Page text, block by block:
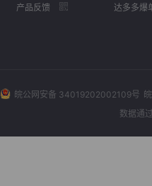
产品反馈 达多多爆
皖公网安备 34019202002109号
数据通